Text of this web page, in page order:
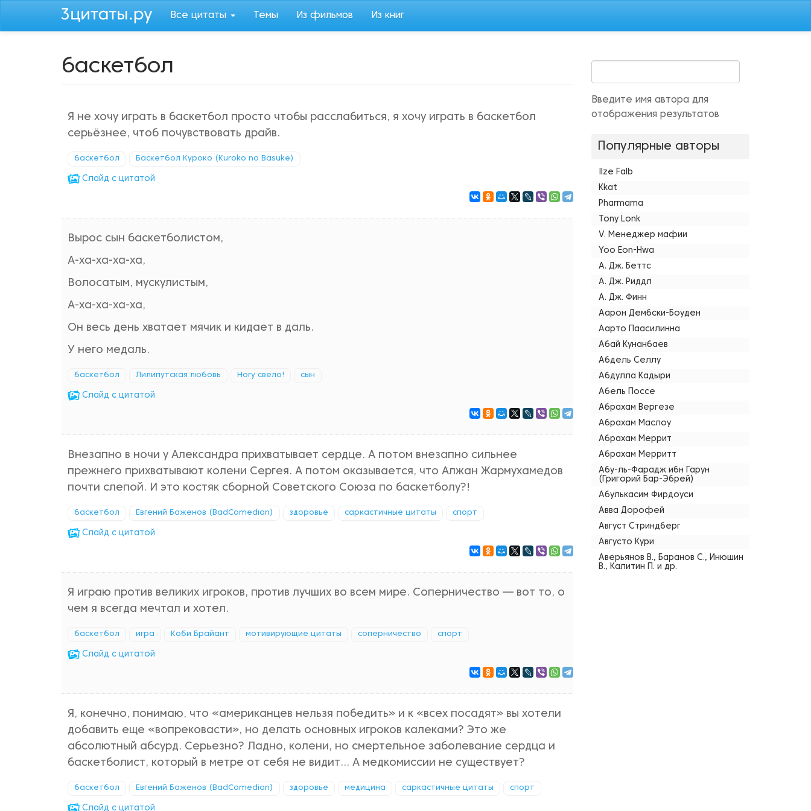
Все цитаты Темы Из фильмов Из книг
баскетбол
Я не хочу играть в баскетбол просто чтобы расслабиться, я хочу играть в баскетбол
серьёзнее, чтоб почувствовать драйв.
баскетбол Баскетбол Куроко (Kuroko no Basuke)
Cлайд с цитатой
Вырос сын баскетболистом,
А-ха-ха-ха-ха,
Волосатым, мускулистым,
А-ха-ха-ха-ха,
Он весь день хватает мячик и кидает в даль.
У него медаль.
баскетбол Лилипутская любовь Ногу свело! сын
Cлайд с цитатой
Внезапно в ночи у Александра прихватывает сердце. А потом внезапно сильнее
прежнего прихватывают колени Сергея. А потом оказывается, что Алжан Жармухамедов
почти слепой. И это костяк сборной Советского Союза по баскетболу?!
баскетбол Евгений Баженов (BadComedian) здоровье саркастичные цитаты спорт
Cлайд с цитатой
Я играю против великих игроков, против лучших во всем мире. Соперничество — вот то, о
чем я всегда мечтал и хотел.
баскетбол игра Коби Брайант мотивирующие цитаты соперничество спорт
Cлайд с цитатой
Я, конечно, понимаю, что «американцев нельзя победить» и к «всех посадят» вы хотели
добавить еще «вопрековасти», но делать основных игроков калеками? Это же
абсолютный абсурд. Серьезно? Ладно, колени, но смертельное заболевание сердца и
баскетболист, который в метре от себя не видит... А медкомиссии не существует?
баскетбол Евгений Баженов (BadComedian) здоровье медицина саркастичные цитаты спорт
Cлайд с цитатой
Введите имя автора для
отображения результатов
Популярные авторы
Ilze Falb
Kkat
Pharmama
Tony Lonk
V. Менеджер мафии
Yoo Eon-Hwa
А. Дж. Беттс
А. Дж. Риддл
А. Дж. Финн
Аарон Дембски-Боуден
Аарто Паасилинна
Абай Кунанбаев
Абдель Селлу
Абдулла Кадыри
Абель Поссе
Абрахам Вергезе
Абрахам Маслоу
Абрахам Меррит
Абрахам Мерритт
Абу-ль-Фарадж ибн Гарун
(Григорий Бар-Эбрей)
Абулькасим Фирдоуси
Авва Дорофей
Август Стриндберг
Августо Кури
Аверьянов В., Баранов С., Инюшин
В., Калитин П. и др.